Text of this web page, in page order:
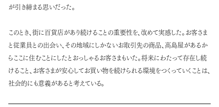
が引き締まる思いだった。
このとき、街に百貨店があり続けることの重要性を、改めて実感した。お客さま
と従業員との出会い、その地域にしかないお取引先の商品、高島屋があるか
らここに住むことにしたとおっしゃるお客さまもいた。将来にわたって存在し続
けること、お客さまが安心してお買い物を続けられる環境をつくっていくことは、
社会的にも意義があると考えている。